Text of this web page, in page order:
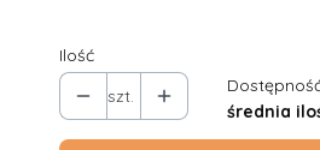
Ilość
szt.
średnia